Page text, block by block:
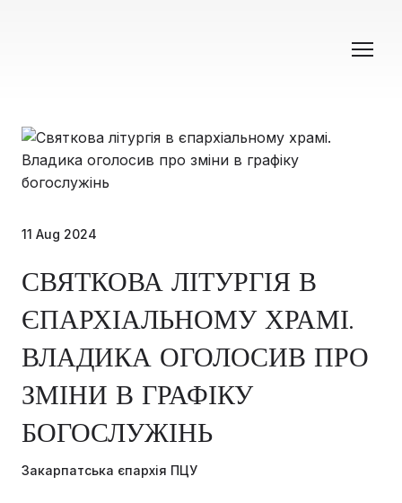
11 Aug 2024
СВЯТКОВА ЛІТУРГІЯ В
ЄПАРХІАЛЬНОМУ ХРАМІ.
ВЛАДИКА ОГОЛОСИВ ПРО
ЗМІНИ В ГРАФІКУ
БОГОСЛУЖІНЬ
Закарпатська єпархія ПЦУ